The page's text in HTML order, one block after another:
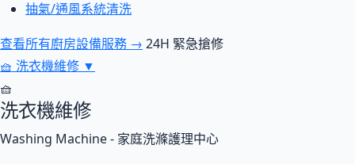
抽氣/通風系統清洗
查看所有廚房設備服務 → 24H 緊急搶修
🧺 洗衣機維修 ▼
🧺
洗衣機維修
Washing Machine - 家庭洗滌護理中心